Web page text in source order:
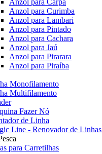
Anzol para Carpa
Anzol para Curimba
Anzol para Lambari
Anzol para Pintado
Anzol para Cachara
Anzol para Jaú
Anzol para Pirarara
Anzol para Piraíba
Monofilamento
Multifilamento
Fazer Nó
de Linha
Line - Renovador de Linhas
para Carretilhas